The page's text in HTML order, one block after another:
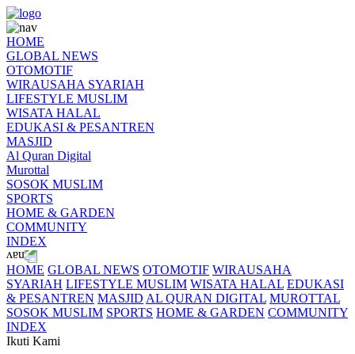
HOME
GLOBAL NEWS
OTOMOTIF
WIRAUSAHA SYARIAH
LIFESTYLE MUSLIM
WISATA HALAL
EDUKASI & PESANTREN
MASJID
Al Quran Digital
Murottal
SOSOK MUSLIM
SPORTS
HOME & GARDEN
COMMUNITY
INDEX
HOME GLOBAL NEWS OTOMOTIF WIRAUSAHA
SYARIAH LIFESTYLE MUSLIM WISATA HALAL EDUKASI
& PESANTREN MASJID AL QURAN DIGITAL MUROTTAL
SOSOK MUSLIM SPORTS HOME & GARDEN COMMUNITY
INDEX
Ikuti Kami